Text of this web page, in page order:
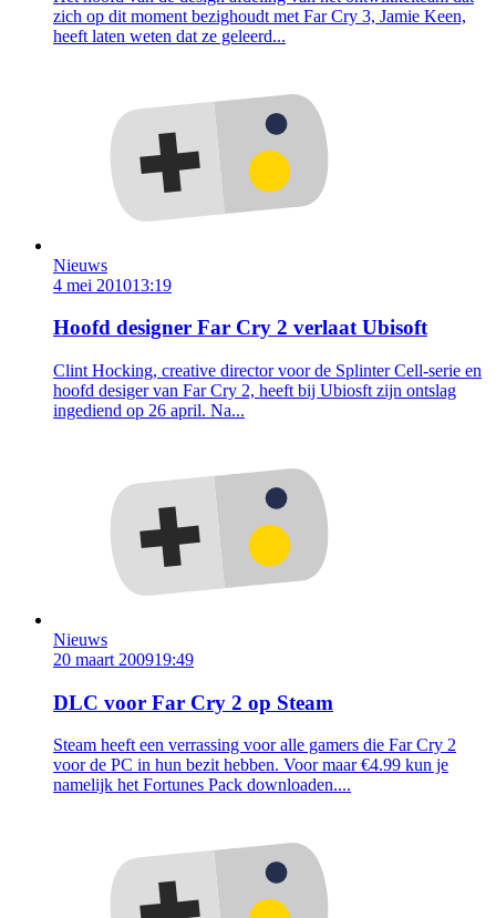
zich op dit moment bezighoudt met Far Cry 3, Jamie Keen,
heeft laten weten dat ze geleerd...
Nieuws
4 mei 201013:19
Hoofd designer Far Cry 2 verlaat Ubisoft
Clint Hocking, creative director voor de Splinter Cell-serie en
hoofd desiger van Far Cry 2, heeft bij Ubiosft zijn ontslag
ingediend op 26 april. Na...
Nieuws
20 maart 200919:49
DLC voor Far Cry 2 op Steam
Steam heeft een verrassing voor alle gamers die Far Cry 2
voor de PC in hun bezit hebben. Voor maar €4.99 kun je
namelijk het Fortunes Pack downloaden....